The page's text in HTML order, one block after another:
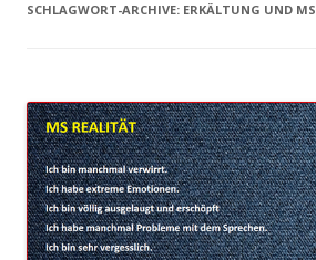
SCHLAGWORT-ARCHIVE: ERKÄLTUNG UND MS